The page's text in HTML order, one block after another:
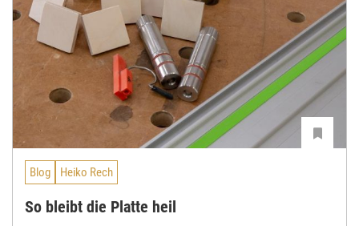
Blog Heiko Rech
So bleibt die Platte heil